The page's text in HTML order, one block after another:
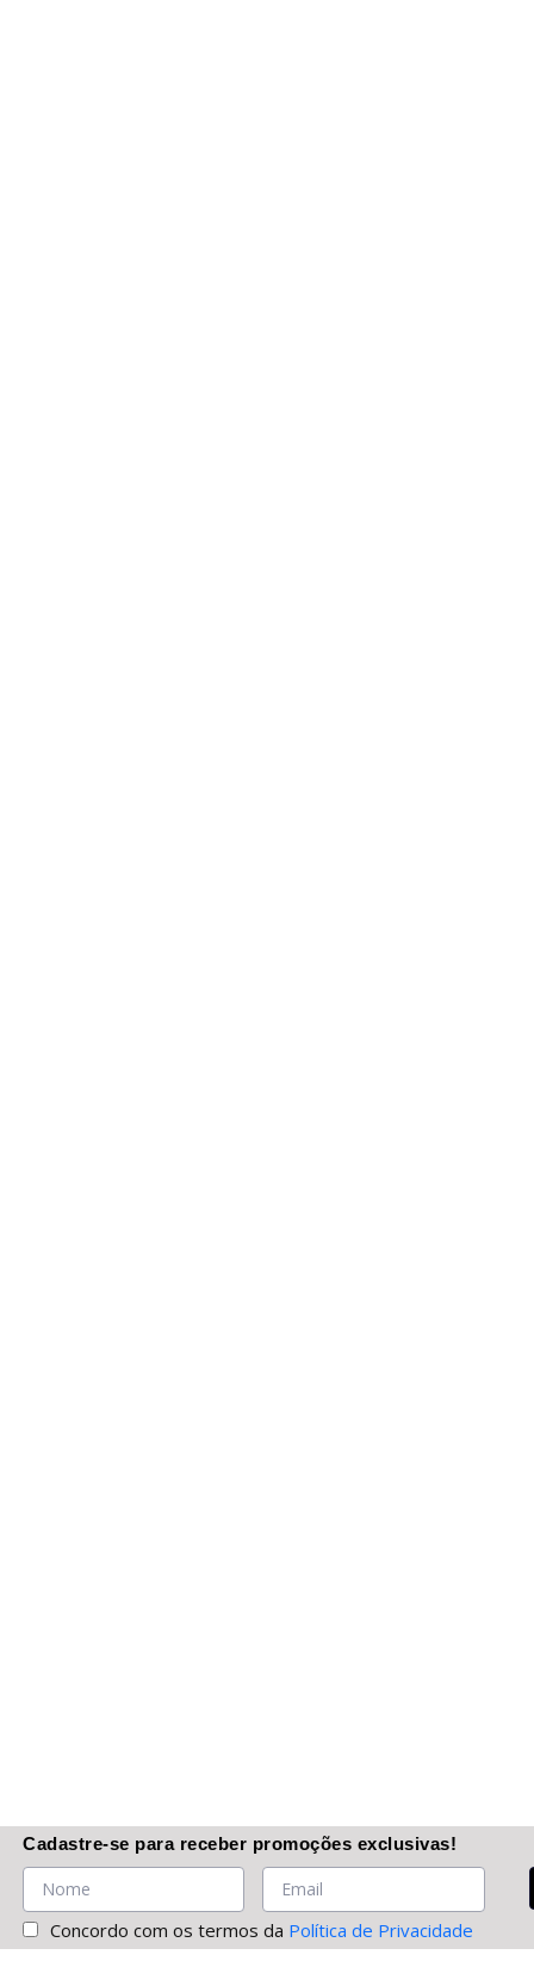
Cadastre-se para receber promoções exclusivas!
Concordo com os termos da Política de Privacidade